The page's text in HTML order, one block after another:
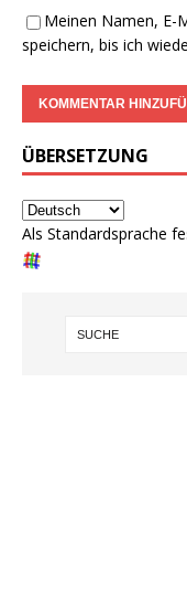
Meinen Namen, E-
speichern, bis ich
ÜBERSETZUNG
Als Standardsprache